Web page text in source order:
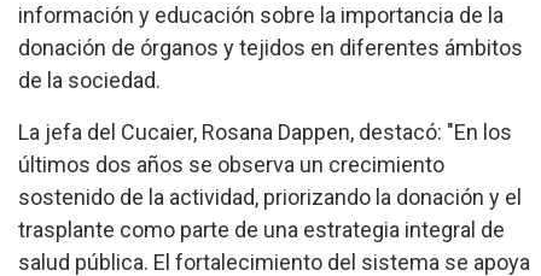
información y educación sobre la importancia de la
donación de órganos y tejidos en diferentes ámbitos
de la sociedad.
La jefa del Cucaier, Rosana Dappen, destacó: "En los
últimos dos años se observa un crecimiento
sostenido de la actividad, priorizando la donación y el
trasplante como parte de una estrategia integral de
salud pública. El fortalecimiento del sistema se apoya